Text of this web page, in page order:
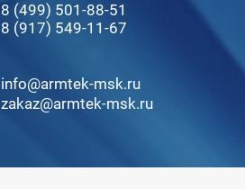
8 (499) 501-88-51
8 (917) 549-11-67
info@armtek-msk.ru
zakaz@armtek-msk.ru